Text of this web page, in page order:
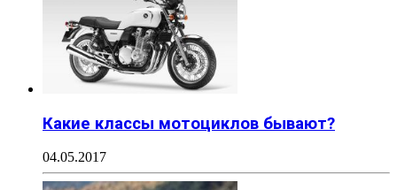
Какие классы мотоциклов бывают?
04.05.2017